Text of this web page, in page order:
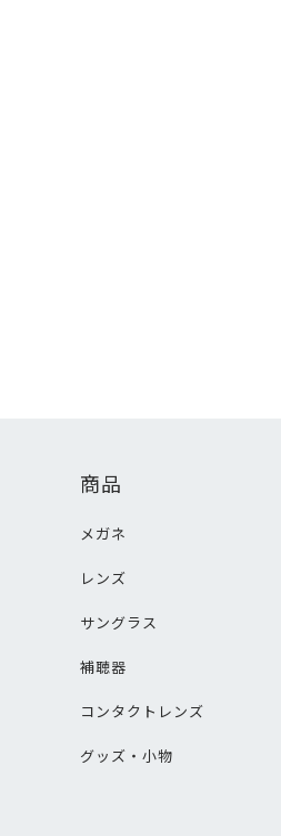
商品
メガネ
レンズ
サングラス
補聴器
コンタクトレンズ
グッズ・小物